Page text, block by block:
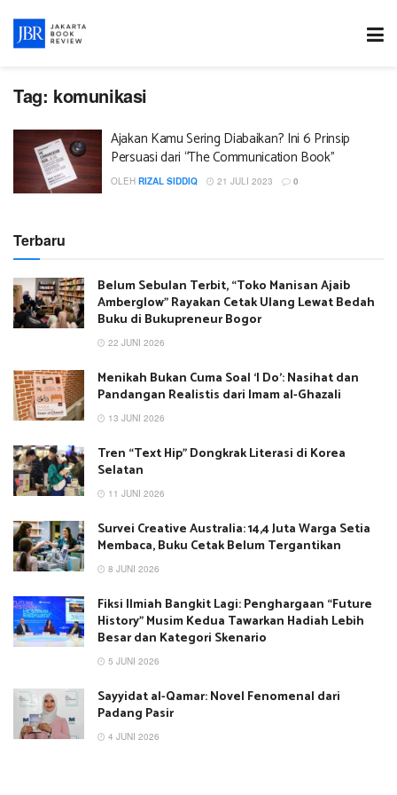
Tag: komunikasi
Ajakan Kamu Sering Diabaikan? Ini 6 Prinsip
Persuasi dari “The Communication Book”
OLEH RIZAL SIDDIQ 21 JULI 2023 0
Terbaru
Belum Sebulan Terbit, “Toko Manisan Ajaib
Amberglow” Rayakan Cetak Ulang Lewat Bedah
Buku di Bukupreneur Bogor
22 JUNI 2026
Menikah Bukan Cuma Soal ‘I Do’: Nasihat dan
Pandangan Realistis dari Imam al-Ghazali
13 JUNI 2026
Tren “Text Hip” Dongkrak Literasi di Korea
Selatan
11 JUNI 2026
Survei Creative Australia: 14,4 Juta Warga Setia
Membaca, Buku Cetak Belum Tergantikan
8 JUNI 2026
Fiksi Ilmiah Bangkit Lagi: Penghargaan “Future
History” Musim Kedua Tawarkan Hadiah Lebih
Besar dan Kategori Skenario
5 JUNI 2026
Sayyidat al-Qamar: Novel Fenomenal dari
Padang Pasir
4 JUNI 2026